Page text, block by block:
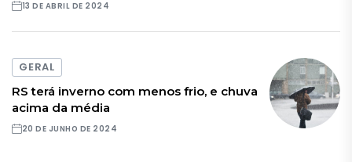
13 DE ABRIL DE 2024
GERAL
RS terá inverno com menos frio, e chuva
acima da média
20 DE JUNHO DE 2024